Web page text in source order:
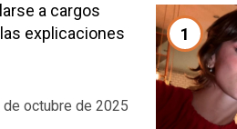
a cargos
explicaciones
de octubre de 2025
1